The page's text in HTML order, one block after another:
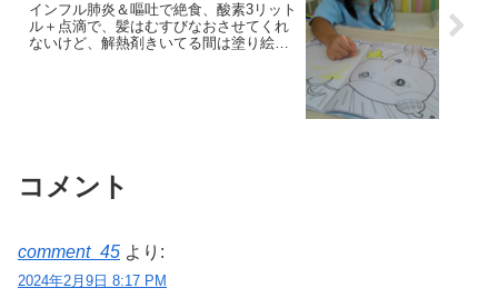
インフル肺炎＆嘔吐で絶食、酸素3リット
ル＋点滴で、髪はむすびなおさせてくれ
ないけど、解熱剤きいてる間は塗り絵す
コメント
comment_45 より:
2024年2月9日 8:17 PM